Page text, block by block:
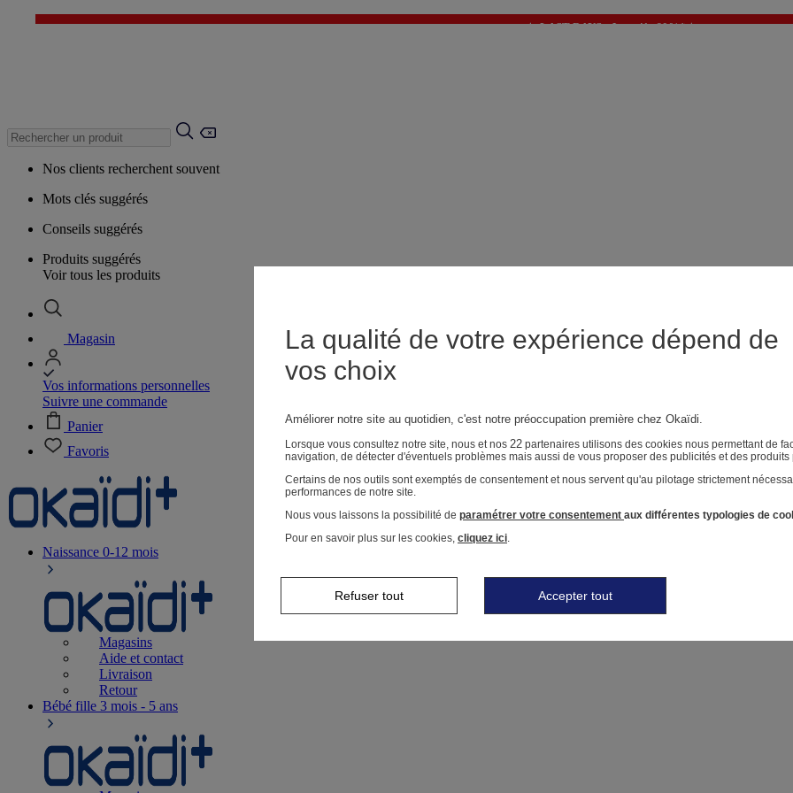
✨ LAST DAYS : Jusqu'à -60%* ✨
Nos clients recherchent souvent
Mots clés suggérés
Conseils suggérés
Produits suggérés
Voir tous les produits
Magasin
Vos informations personnelles
Suivre une commande
Panier
Favoris
Naissance 0-12 mois
Magasins
Aide et contact
Livraison
Retour
Bébé fille 3 mois - 5 ans
La qualité de votre expérience dépend de
vos choix
Améliorer notre site au quotidien, c'est notre préoccupation première chez Okaïdi.
Lorsque vous consultez notre site, nous et nos 22 partenaires utilisons des cookies nous permettant de
navigation, de détecter d'éventuels problèmes mais aussi de vous proposer des publicités et des
Certains de nos outils sont exemptés de consentement et nous servent qu'au pilotage strictement
performances de notre site.
Nous vous laissons la possibilité de paramétrer votre consentement aux différentes typologies de
Pour en savoir plus sur les cookies, cliquez ici.
Refuser tout Accepter tout